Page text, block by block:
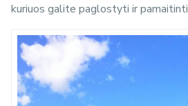
kuriuos galite paglostyti ir